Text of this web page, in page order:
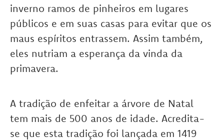
inverno ramos de pinheiros em lugares
públicos e em suas casas para evitar que os
maus espíritos entrassem. Assim também,
eles nutriam a esperança da vinda da
primavera.
A tradição de enfeitar a árvore de Natal
tem mais de 500 anos de idade. Acredita-
se que esta tradição foi lançada em 1419